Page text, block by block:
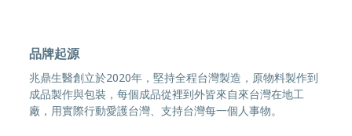
品牌起源
兆鼎生醫創立於2020年，堅持全程台灣製造，原物料製作到
成品製作與包裝，每個成品從裡到外皆來自來台灣在地工
廠，用實際行動愛護台灣、支持台灣每一個人事物。